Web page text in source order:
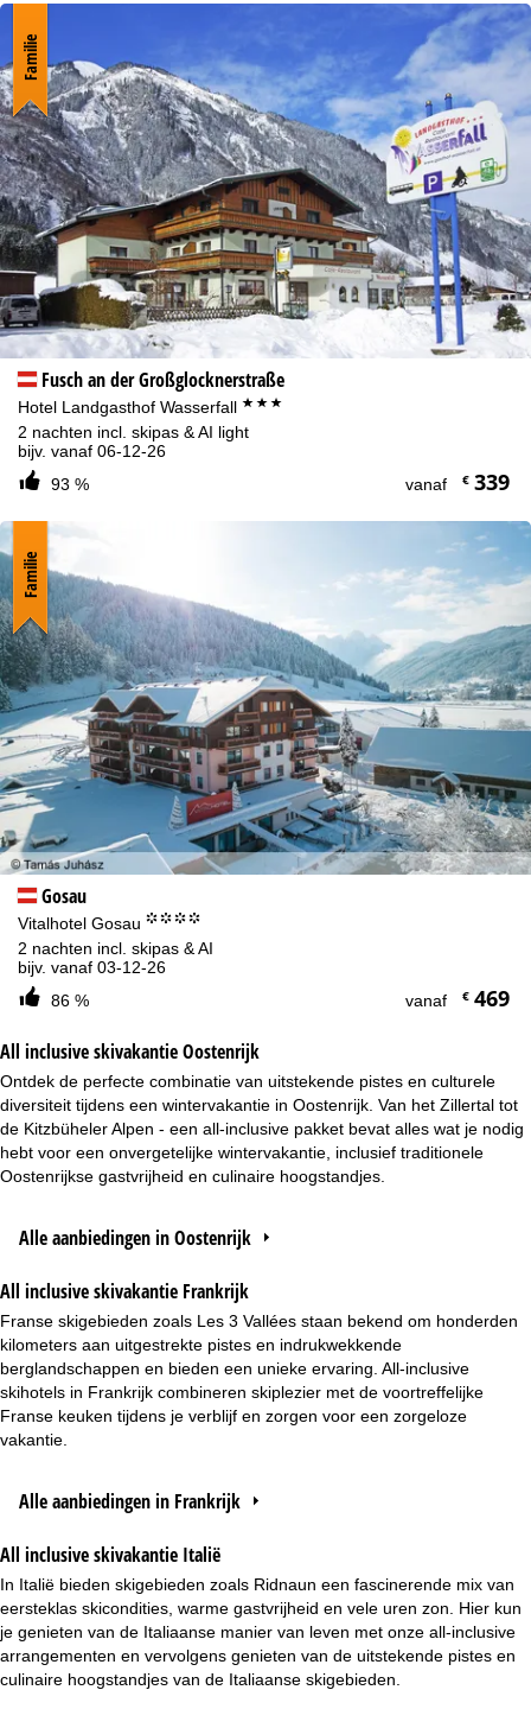
Fusch an der Großglocknerstraße
Hotel Landgasthof Wasserfall ***
2 nachten incl. skipas & AI light
bijv. vanaf 06-12-26
93 %
vanaf €339
Familie
Gosau
Vitalhotel Gosau °°°°
2 nachten incl. skipas & AI
bijv. vanaf 03-12-26
86 %
vanaf €469
Familie
All inclusive skivakantie Oostenrijk
Ontdek de perfecte combinatie van uitstekende pistes en culturele
diversiteit tijdens een wintervakantie in Oostenrijk. Van het Zillertal tot
de Kitzbüheler Alpen - een all-inclusive pakket bevat alles wat je nodig
hebt voor een onvergetelijke wintervakantie, inclusief traditionele
Oostenrijkse gastvrijheid en culinaire hoogstandjes.
Alle aanbiedingen in Oostenrijk
All inclusive skivakantie Frankrijk
Franse skigebieden zoals Les 3 Vallées staan bekend om honderden
kilometers aan uitgestrekte pistes en indrukwekkende
berglandschappen en bieden een unieke ervaring. All-inclusive
skihotels in Frankrijk combineren skiplezier met de voortreffelijke
Franse keuken tijdens je verblijf en zorgen voor een zorgeloze
vakantie.
Alle aanbiedingen in Frankrijk
All inclusive skivakantie Italië
In Italië bieden skigebieden zoals Ridnaun een fascinerende mix van
eersteklas skicondities, warme gastvrijheid en vele uren zon. Hier kun
je genieten van de Italiaanse manier van leven met onze all-inclusive
arrangementen en vervolgens genieten van de uitstekende pistes en
culinaire hoogstandjes van de Italiaanse skigebieden.